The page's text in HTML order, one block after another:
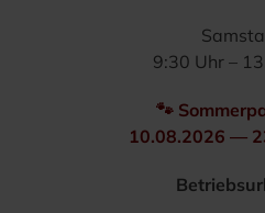
9:30 Uhr –
🐾
10.08.2026 —